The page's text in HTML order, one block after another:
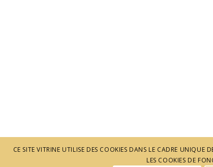
CE SITE VITRINE UTILISE DES COOKIES DANS LE CADRE
LES COOKIES DE